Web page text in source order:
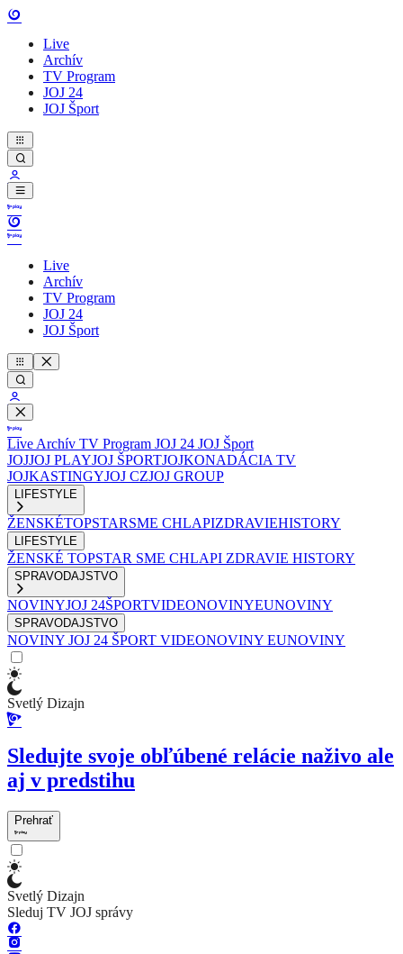
Live
Archív
TV Program
JOJ 24
JOJ Šport
Live
Archív
TV Program
JOJ 24
JOJ Šport
Live Archív TV Program JOJ 24 JOJ Šport
JOJJOJ PLAYJOJ ŠPORTJOJKONADÁCIA TV
JOJKASTINGYJOJ CZJOJ GROUP
LIFESTYLE
ŽENSKÉTOPSTARSME CHLAPIZDRAVIEHISTORY
LIFESTYLE
ŽENSKÉ TOPSTAR SME CHLAPI ZDRAVIE HISTORY
SPRAVODAJSTVO
NOVINYJOJ 24ŠPORTVIDEONOVINYEUNOVINY
SPRAVODAJSTVO
NOVINY JOJ 24 ŠPORT VIDEONOVINY EUNOVINY
Svetlý Dizajn
Sledujte svoje obľúbené relácie naživo ale
aj v predstihu
Prehrať
Svetlý Dizajn
Sleduj TV JOJ správy